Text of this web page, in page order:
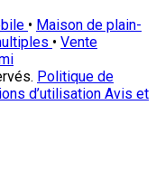
• Maison de plain-
• Vente
Politique de
d’utilisation Avis et